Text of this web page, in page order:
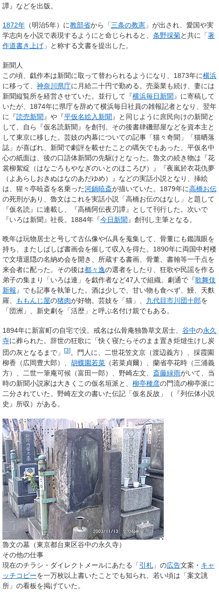
譚』などを出版。
1872年 （明治5年）に教部省から「三条の教憲 」が出され、愛国や実
学志向を小説で表現するようにと命じられると、 条野採菊と共に「著
作道書き上げ 」と称する文書を提出した。
新聞人
この頃、戯作本は新聞に取って替わられるようになり、1873年に横浜
に移って、 神奈川県庁に月給二十円で勤める。売薬業も続け、妻には
新聞縦覧所を経営させていた。並行して『横浜毎日新聞 』に寄稿して
いたが、1874年に県庁を辞めて横浜毎日社員の雑報記者となり、翌年
に『読売新聞 』や『平仮名絵入新聞 』と同じように庶民向けの新聞と
して、自ら『仮名読新聞』を創刊。その後書肆磯部屋などを資本主と
して東京に移した。芸妓の内幕についての記事「猫々奇聞」「猫晒落
誌」が喜ばれ、新聞で劇評を載せたことの嚆矢でもあった。平仮名中
心の紙面は、後の口語体新聞の先駆けとなった。魯文の続き物は『花
裳柳絮綻（はなごろもやなぎのいとのほころび）』『夜嵐於衣花仇夢
（よあらしおきぬはなのあだゆめ）』などの実話小説となり、挿絵
は、猩々亭暁斎を名乗った河鍋暁斎が描いていた。1879年に高橋お伝
の死刑があり、魯文はこれを実話小説「高橋お伝のはなし」と題して
『仮名読』に連載し、『高橋阿伝夜刃譚』として刊行した。次いで
『いろは新聞』社長。1884年『今日新聞 』創刊し主筆となる。
晩年は玩物居士と号して古仏像や仏具を蒐集して、骨董にも鑑識眼を
持ち、またしばしば書画会を催して収入を得た。1890年に両国中村楼
で文壇退隠の名納め会を開き、所蔵する書画、骨董、書翰等一千点を
来会者に配った。その後は都々逸の選者をしたり、狂歌や民謡を作る
弟子の集まり「いろは連」を戯作者など47人で組織。劇通で『歌舞伎
新報』でも記事を執筆した。酒は少しで、甘い物も食べず、鰻、天麩
羅、
ももんじ屋の猪肉が好物。芸妓を「猫」、 九代目市川団十郎を
「団洲」、新史劇を「活歴」と呼ぶ名付け親でもある。
1894年に新富町の自宅で没。戒名は仏骨庵独魯草文居士 谷中の永久
寺に葬られた。辞世の狂歌に「快く寝たらそのまま置き炬燵生けし炭
団の灰となるまで」
[3] 。門人に、二世花笠文京（渡辺義方）、採霞園
柳香（広岡豊大郎）、 胡蝶園若菜 （若菜貞爾）、蘭省亭花時（三浦義
方）、二世一筆庵可候（富田一郎）、野崎左文、 斎藤緑雨がいて、当
時の新聞小説家は大きくこの仮名垣派と、 柳亭種彦の門流の柳亭派に
二分されていた。野崎左文の書いた伝記「仮名反故」（『列伝体小説
史』所収）がある。
魯文の墓（東京都台東区谷中の永久寺）
その他の仕事
現在のチラシ・ダイレクトメールにあたる「引札 」の広告文案・ キャ
ッチコピーを一万枚以上書いたことでも知られ、若い頃は「案文誂
所」の看板を掲げていた。